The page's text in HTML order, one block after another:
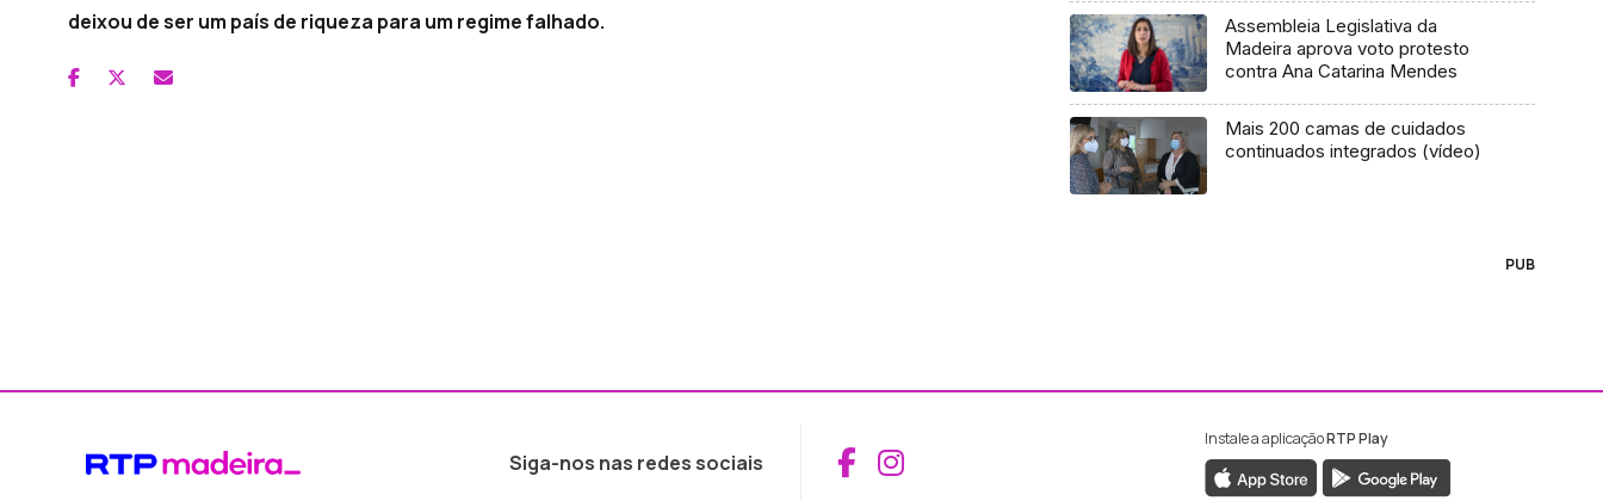
deixou de ser um país de riqueza para um regime falhado.
Assembleia Legislativa da
Madeira aprova voto protesto
contra Ana Catarina Mendes
Mais 200 camas de cuidados
continuados integrados (vídeo)
PUB
Siga-nos nas redes sociais Aceder ao Facebook da RTP Madeira
Aceder ao Instagram da RTP Madeira
Instale a aplicaçãoRTP Play